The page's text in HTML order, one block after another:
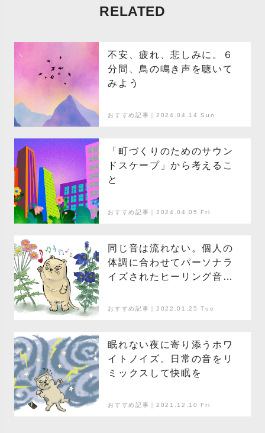
RELATED
不安、疲れ、悲しみに。６
分間、鳥の鳴き声を聴いて
みよう
おすすめ記事｜2024.04.14 Sun
「町づくりのためのサウン
ドスケープ」から考えるこ
と
おすすめ記事｜2024.04.05 Fri
同じ音は流れない。個人の
体調に合わせてパーソナラ
イズされたヒーリング音を
リ「Endel」
おすすめ記事｜2022.01.25 Tue
眠れない夜に寄り添うホワ
イトノイズ。日常の音をリ
ミックスして快眠を
おすすめ記事｜2021.12.10 Fri